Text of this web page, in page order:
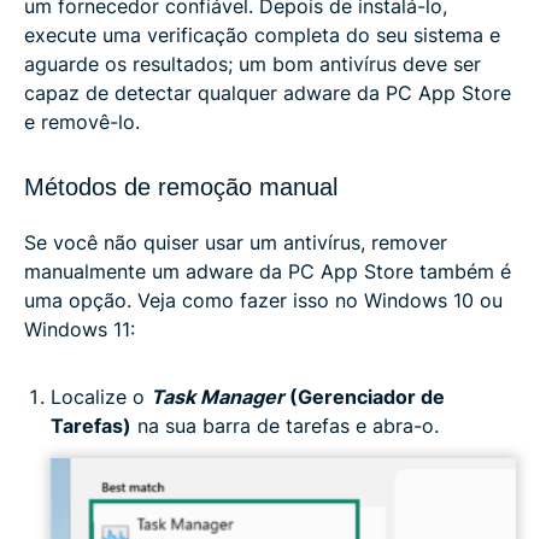
um fornecedor confiável. Depois de instalá-lo,
execute uma verificação completa do seu sistema e
aguarde os resultados; um bom antivírus deve ser
capaz de detectar qualquer adware da PC App Store
e removê-lo.
Métodos de remoção manual
Se você não quiser usar um antivírus, remover
manualmente um adware da PC App Store também é
uma opção. Veja como fazer isso no Windows 10 ou
Windows 11:
Localize o Task Manager(Gerenciador de
Tarefas) na sua barra de tarefas e abra-o.